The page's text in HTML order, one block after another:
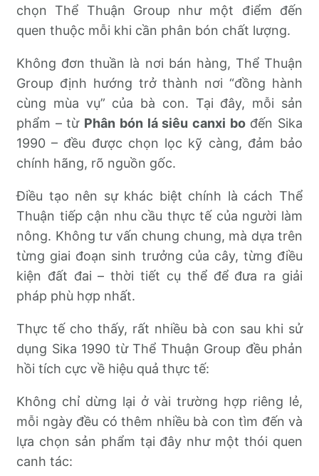
chọn Thể Thuận Group như một điểm đến
quen thuộc mỗi khi cần phân bón chất lượng.
Không đơn thuần là nơi bán hàng, Thể Thuận
Group định hướng trở thành nơi “đồng hành
cùng mùa vụ” của bà con. Tại đây, mỗi sản
phẩm – từ Phân bón lá siêu canxi bođến Sika
1990 – đều được chọn lọc kỹ càng, đảm bảo
chính hãng, rõ nguồn gốc.
Điều tạo nên sự khác biệt chính là cách Thể
Thuận tiếp cận nhu cầu thực tế của người làm
nông. Không tư vấn chung chung, mà dựa trên
từng giai đoạn sinh trưởng của cây, từng điều
kiện đất đai – thời tiết cụ thể để đưa ra giải
pháp phù hợp nhất.
Thực tế cho thấy, rất nhiều bà con sau khi sử
dụng Sika 1990 từ Thể Thuận Group đều phản
hồi tích cực về hiệu quả thực tế:
Không chỉ dừng lại ở vài trường hợp riêng lẻ,
mỗi ngày đều có thêm nhiều bà con tìm đến và
lựa chọn sản phẩm tại đây như một thói quen
canh tác: